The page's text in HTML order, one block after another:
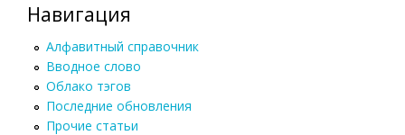
Навигация
Алфавитный справочник
Вводное слово
Облако тэгов
Последние обновления
Прочие статьи